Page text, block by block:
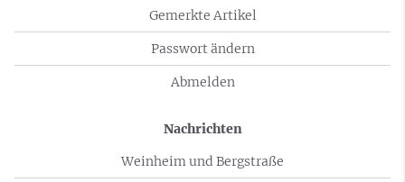
Gemerkte Artikel
Passwort ändern
Abmelden
Nachrichten
Weinheim und Bergstraße